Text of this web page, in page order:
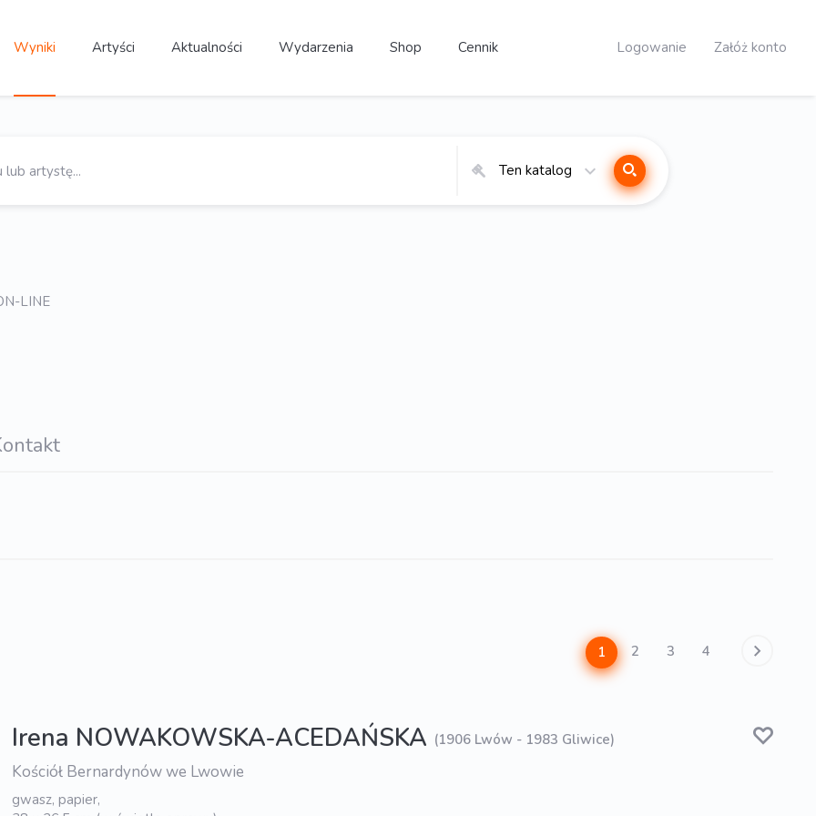
Wyniki Artyści Aktualności Wydarzenia Shop Cennik Logowanie Załóż konto
Ten katalog
LINE
1 2 3 4
Irena NOWAKOWSKA-ACEDAŃSKA (1906 Lwów - 1983 Gliwice)
Kościół Bernardynów we Lwowie
gwasz, papier,